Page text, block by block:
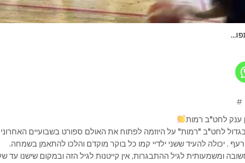
#
ענק לחט"ב רמות
בגדול לחט"ב "רמות" על היוזמה לפתוח את האולם ספורט בשבועיים
. יכולה להעיד ששני ילדיי קמו כל בוקר מוקדם והלכו להתאמן בשמחה.
ומשמעותית לגיל ההתבגרות, אין קייטנות לגיל הזה ובמקום שישנו עד